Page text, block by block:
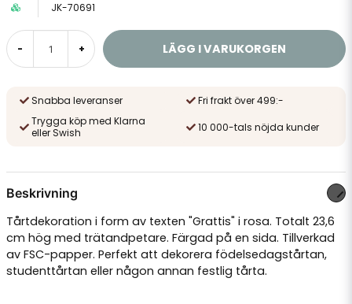
JK-70691
- + LÄGG I VARUKORGEN
Snabba leveranser
Fri frakt över 499:-
Trygga köp med Klarna
eller Swish
10 000-tals nöjda kunder
Beskrivning
Tårtdekoration i form av texten "Grattis" i rosa. Totalt 23,6
cm hög med trätandpetare. Färgad på en sida. Tillverkad
av FSC-papper. Perfekt att dekorera födelsedagstårtan,
studenttårtan eller någon annan festlig tårta.